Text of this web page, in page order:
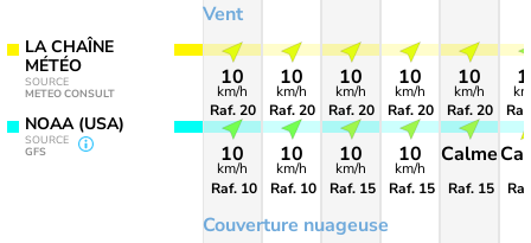
LA CHAÎNE
MÉTÉO
SOURCE
METEO CONSULT
NOAA (USA)
SOURCE
GFS
Vent
Couverture nuageuse
10
km/h
>60
10
km/h
Raf. 10
10
km/h
>60
10
km/h
Raf. 10
10
km/h
>60
10
km/h
Raf. 15
10
km/h
>65
10
km/h
Raf. 15
10
km/h
>65
Calme
Raf. 15